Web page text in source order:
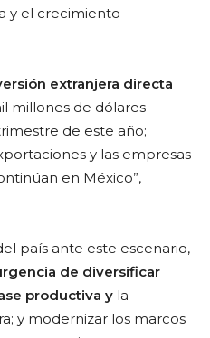
y el crecimiento
extranjera directa
millones de dólares
de este año;
y las empresas
en México”,
país ante este escenario,
de diversificar
productiva y la
y modernizar los marcos